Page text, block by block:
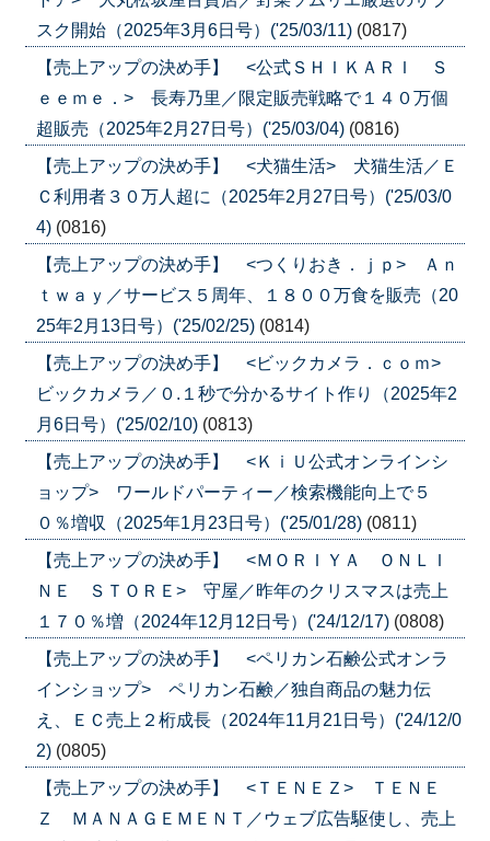
スク開始（2025年3月6日号）('25/03/11) (0817)
【売上アップの決め手】 <公式ＳＨＩＫＡＲＩ Ｓ
ｅｅｍｅ．> 長寿乃里／限定販売戦略で１４０万個
超販売（2025年2月27日号）('25/03/04) (0816)
【売上アップの決め手】 <犬猫生活> 犬猫生活／Ｅ
Ｃ利用者３０万人超に（2025年2月27日号）('25/03/0
4) (0816)
【売上アップの決め手】 <つくりおき．ｊｐ> Ａｎ
ｔｗａｙ／サービス５周年、１８００万食を販売（20
25年2月13日号）('25/02/25) (0814)
【売上アップの決め手】 <ビックカメラ．ｃｏｍ>
ビックカメラ／０.１秒で分かるサイト作り（2025年2
月6日号）('25/02/10) (0813)
【売上アップの決め手】 <ＫｉＵ公式オンラインシ
ョップ> ワールドパーティー／検索機能向上で５
０％増収（2025年1月23日号）('25/01/28) (0811)
【売上アップの決め手】 <ＭＯＲＩＹＡ ＯＮＬＩ
ＮＥ ＳＴＯＲＥ> 守屋／昨年のクリスマスは売上
１７０％増（2024年12月12日号）('24/12/17) (0808)
【売上アップの決め手】 <ペリカン石鹸公式オンラ
インショップ> ペリカン石鹸／独自商品の魅力伝
え、ＥＣ売上２桁成長（2024年11月21日号）('24/12/0
2) (0805)
【売上アップの決め手】 <ＴＥＮＥＺ> ＴＥＮＥ
Ｚ ＭＡＮＡＧＥＭＥＮＴ／ウェブ広告駆使し、売上